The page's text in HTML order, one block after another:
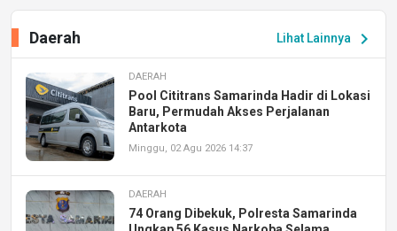
Lihat Lainnya chevron_right
Daerah
DAERAH
Pool Cititrans Samarinda Hadir di Lokasi
Baru, Permudah Akses Perjalanan
Antarkota
Minggu, 02 Agu 2026 14:37
DAERAH
74 Orang Dibekuk, Polresta Samarinda